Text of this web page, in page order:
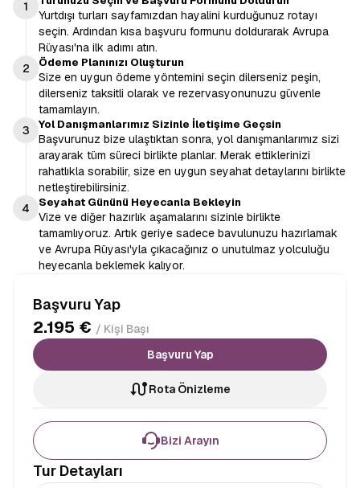
1
Yurtdışı turları sayfamızdan hayalini kurduğunuz rotayı
seçin. Ardından kısa başvuru formunu doldurarak Avrupa
Rüyası'na ilk adımı atın.
2
Ödeme Planınızı Oluşturun
Size en uygun ödeme yöntemini seçin dilerseniz peşin,
dilerseniz taksitli olarak ve rezervasyonunuzu güvenle
tamamlayın.
3
Yol Danışmanlarımız Sizinle İletişime Geçsin
Başvurunuz bize ulaştıktan sonra, yol danışmanlarımız sizi
arayarak tüm süreci birlikte planlar. Merak ettiklerinizi
rahatlıkla sorabilir, size en uygun seyahat detaylarını birlikte
netleştirebilirsiniz.
4
Seyahat Gününü Heyecanla Bekleyin
Vize ve diğer hazırlık aşamalarını sizinle birlikte
tamamlıyoruz. Artık geriye sadece bavulunuzu hazırlamak
ve Avrupa Rüyası'yla çıkacağınız o unutulmaz yolculuğu
heyecanla beklemek kalıyor.
Başvuru Yap
2.195 € / Kişi Başı
Başvuru Yap
Rota Önizleme
Bizi Arayın
Tur Detayları